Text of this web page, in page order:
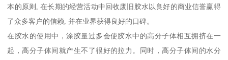
本的原则, 在长期的经营活动中回收废旧胶水以良好的商业信誉赢得
了众多客户的信赖, 并在业界获得良好的口碑。
在胶水的使用中，涂胶量过多会使胶水中的高分子体相互拥挤在一
起，高分子体间就产生不了很好的拉力。同时，高分子体间的水分